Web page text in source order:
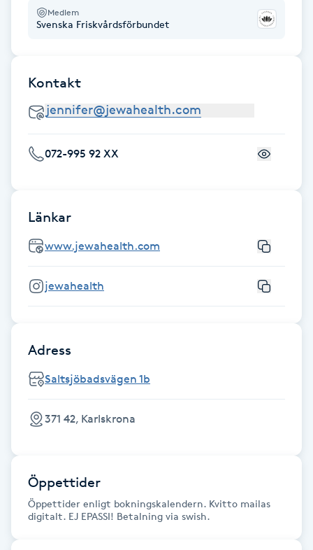
Fransk manikyr
Fransrengöring
Frekvensterapi
Friskvård
Frisör
Funktionsanalys
Färgning
Föning
Gel naglar
Gelenaglar
Gellack
Gellack med förstärkning
Gravidmassage
Medlem
Svenska Friskvårdsförbundet
Kontakt
072-995 92 XX
Länkar
www.jewahealth.com
jewahealth
Adress
Saltsjöbadsvägen 1b
371 42, Karlskrona
Öppettider
Öppettider enligt bokningskalendern. Kvitto mailas
digitalt. EJ EPASSI! Betalning via swish.